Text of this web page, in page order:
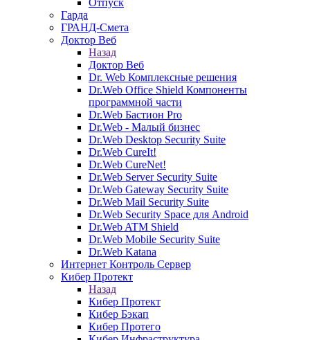
Отпуск
Гарда
ГРАНД-Смета
Доктор Веб
Назад
Доктор Веб
Dr. Web Комплексные решения
Dr.Web Office Shield Компоненты
программной части
Dr.Web Бастион Pro
Dr.Web - Малый бизнес
Dr.Web Desktop Security Suite
Dr.Web CureIt!
Dr.Web CureNet!
Dr.Web Server Security Suite
Dr.Web Gateway Security Suite
Dr.Web Mail Security Suite
Dr.Web Security Space для Android
Dr.Web ATM Shield
Dr.Web Mobile Security Suite
Dr.Web Katana
Интернет Контроль Сервер
Кибер Протект
Назад
Кибер Протект
Кибер Бэкап
Кибер Протего